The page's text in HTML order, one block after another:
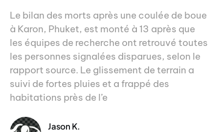
Le bilan des morts après une coulée de boue
à Karon, Phuket, est monté à 13 après que
les équipes de recherche ont retrouvé toutes
les personnes signalées disparues, selon le
rapport source. Le glissement de terrain a
suivi de fortes pluies et a frappé des
habitations près de l’e
Jason K.